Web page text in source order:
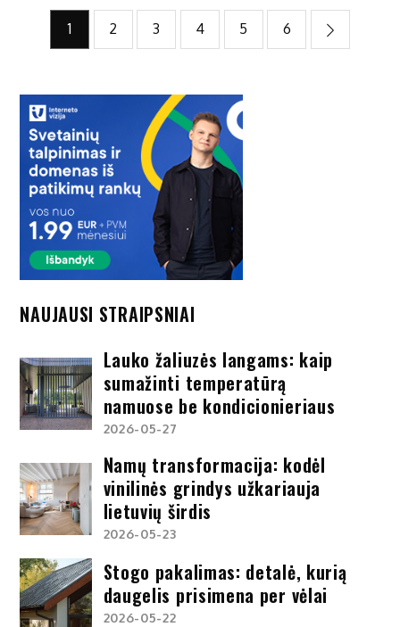
Įrašų
1 2 3 4 5 6
NAUJAUSI STRAIPSNIAI
Lauko žaliuzės langams: kaip
sumažinti temperatūrą
namuose be kondicionieriaus
2026-05-27
Namų transformacija: kodėl
vinilinės grindys užkariauja
lietuvių širdis
2026-05-23
Stogo pakalimas: detalė, kurią
daugelis prisimena per vėlai
2026-05-22